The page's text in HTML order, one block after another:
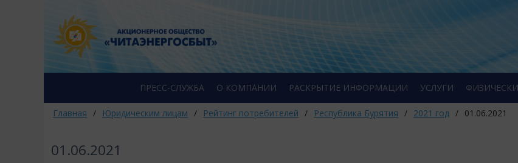
ПРЕСС-СЛУЖБА О КОМПАНИИ РАСКРЫТИЕ ИНФОРМАЦИИ УСЛУГИ
Главная / Юридическим лицам / Рейтинг потребителей / Республика Бурятия / 2021 год / 01.06.2021
01.06.2021